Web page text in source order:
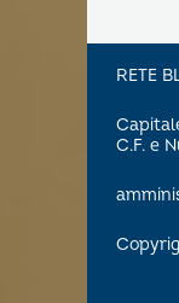
RETE
C.F. e